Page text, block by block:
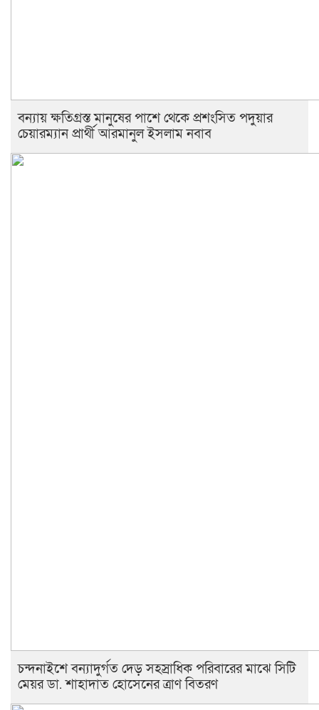
বন্যায় ক্ষতিগ্রস্ত মানুষের পাশে থেকে প্রশংসিত পদুয়ার
চেয়ারম্যান প্রার্থী আরমানুল ইসলাম নবাব
চন্দনাইশে বন্যাদুর্গত দেড় সহস্রাধিক পরিবারের মাঝে সিটি
মেয়র ডা. শাহাদাত হোসেনের ত্রাণ বিতরণ